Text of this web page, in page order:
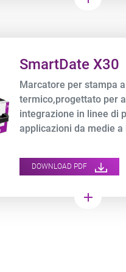
SmartDate X30
Marcatore per stampa
termico,progettato per
integrazione in linee di
applicazioni da medie a
qualità su imballaggi
a 600 mm/s.
DOWNLOAD PDF
add